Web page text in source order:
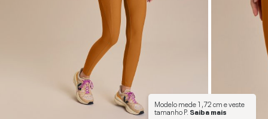
Modelo mede1,72 cme veste
tamanhoP. Saiba mais